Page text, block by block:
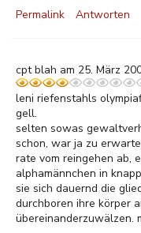
Permalink
Antworten
cpt blah am 25. März
leni riefenstahls
gell.
selten sowas
schon, war ja zu
rate vom reingehen ab,
alphamännchen in
sie sich dauernd die
durchboren ihre körper
übereinanderzuwälzen.